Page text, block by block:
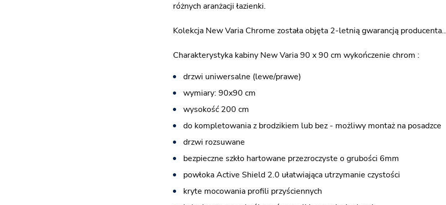
różnych aranżacji łazienki.
Kolekcja New Varia Chrome została objęta 2-letnią gwarancją producenta..
Charakterystyka kabiny New Varia 90 x 90 cm wykończenie chrom :
drzwi uniwersalne (lewe/prawe)
wymiary: 90x90 cm
wysokość 200 cm
do kompletowania z brodzikiem lub bez - możliwy montaż na posadzce
drzwi rozsuwane
bezpieczne szkło hartowane przezroczyste o grubości 6mm
powłoka Active Shield 2.0 ułatwiająca utrzymanie czystości
kryte mocowania profili przyściennych